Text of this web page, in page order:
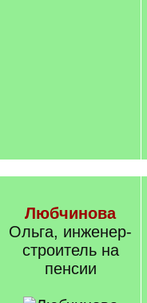
Любчинова
Ольга, инженер-
строитель на
пенсии